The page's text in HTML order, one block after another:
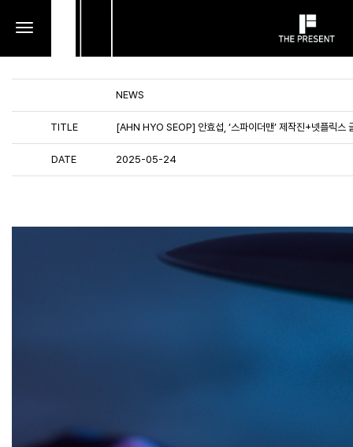
toggle
NEWS
TITLE [AHN HYO SEOP] 안효섭, ‘스파이더맨’ 제작진+넷플릭스
DATE 2025-05-24